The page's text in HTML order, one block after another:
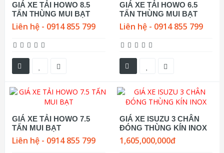
GIÁ XE TẢI HOWO 8.5
TẤN THÙNG MUI BẠT
Liên hệ - 0914 855 799
GIÁ XE TẢI HOWO 6.5
TẤN THÙNG MUI BẠT
Liên hệ - 0914 855 799
GIÁ XE TẢI HOWO 7.5
TẤN MUI BẠT
Liên hệ - 0914 855 799
GIÁ XE ISUZU 3 CHÂN
ĐÓNG THÙNG KÍN INOX
1,605,000,000đ